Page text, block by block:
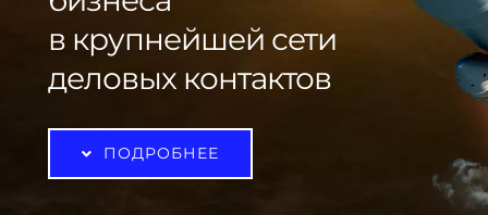
в крупнейшей сети
деловых контактов
ПОДРОБНЕЕ